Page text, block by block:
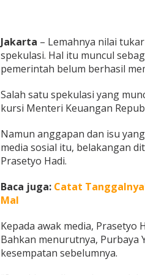
e
s
n
g
R
Jakarta – Lemahnya nilai
spekulasi. Hal itu muncul
pemerintah belum berhasil
Salah satu spekulasi yang
kursi Menteri Keuangan
Namun anggapan dan isu
media sosial itu, belakangan
Prasetyo Hadi.
Baca juga: Catat
Mal
Kepada awak media,
Bahkan menurutnya, Purbaya
kesempatan sebelumnya.